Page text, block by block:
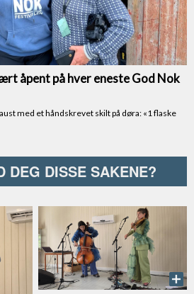
DEG DISSE SAKENE?